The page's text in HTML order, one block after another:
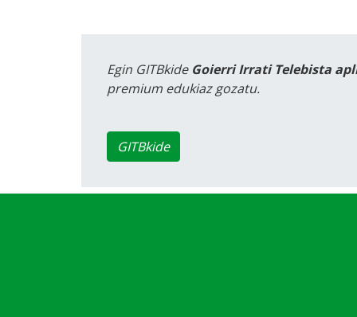
Egin GITBkide Goierri Irrati Telebista
premium edukiaz gozatu.
GITBkide